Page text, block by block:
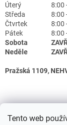
Tento web
Úterý
8:00
Středa
8:00
Čtvrtek
8:00
Pátek
8:00
Sobota
Neděle
Pražská 1109,